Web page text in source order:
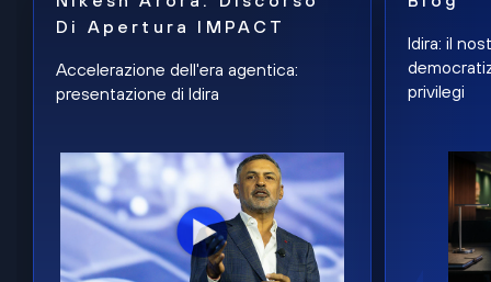
Di Apertura IMPACT
Accelerazione dell'era agentica:
presentazione di Idira
Idira: il
privilegi